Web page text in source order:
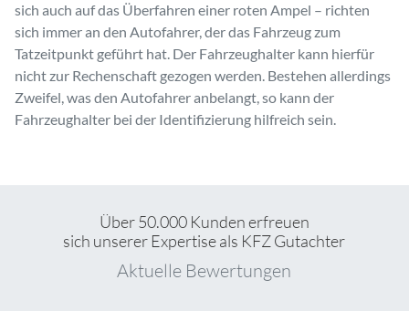
sich auch auf das Überfahren einer roten Ampel – richten
sich immer an den Autofahrer, der das Fahrzeug zum
Tatzeitpunkt geführt hat. Der Fahrzeughalter kann hierfür
nicht zur Rechenschaft gezogen werden. Bestehen allerdings
Zweifel, was den Autofahrer anbelangt, so kann der
Fahrzeughalter bei der Identifizierung hilfreich sein.
Über 50.000 Kunden erfreuen
sich unserer Expertise als KFZ Gutachter
Aktuelle Bewertungen